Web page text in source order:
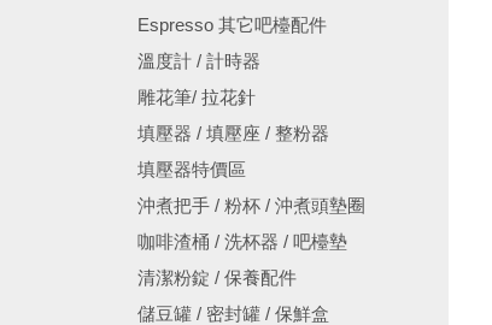
Espresso 其它吧檯配件
溫度計 / 計時器
雕花筆/ 拉花針
填壓器 / 填壓座 / 整粉器
填壓器特價區
沖煮把手 / 粉杯 / 沖煮頭墊圈
咖啡渣桶 / 洗杯器 / 吧檯墊
清潔粉錠 / 保養配件
儲豆罐 / 密封罐 / 保鮮盒